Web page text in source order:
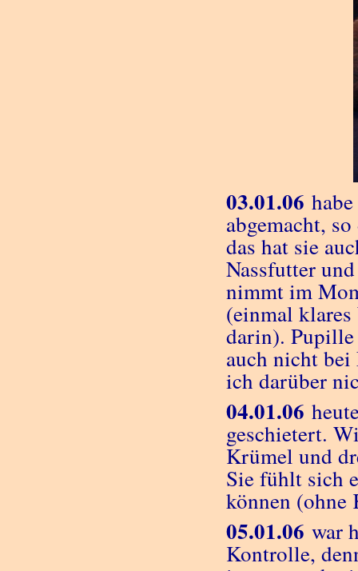
03.01.06
abgemacht,
das hat sie
Nassfutter
nimmt im
(einmal klares
darin). Pupille
auch nicht
ich darüber
04.01.06
geschietert.
Krümel und
Sie fühlt sich
können (ohne
05.01.06 war
Kontrolle,